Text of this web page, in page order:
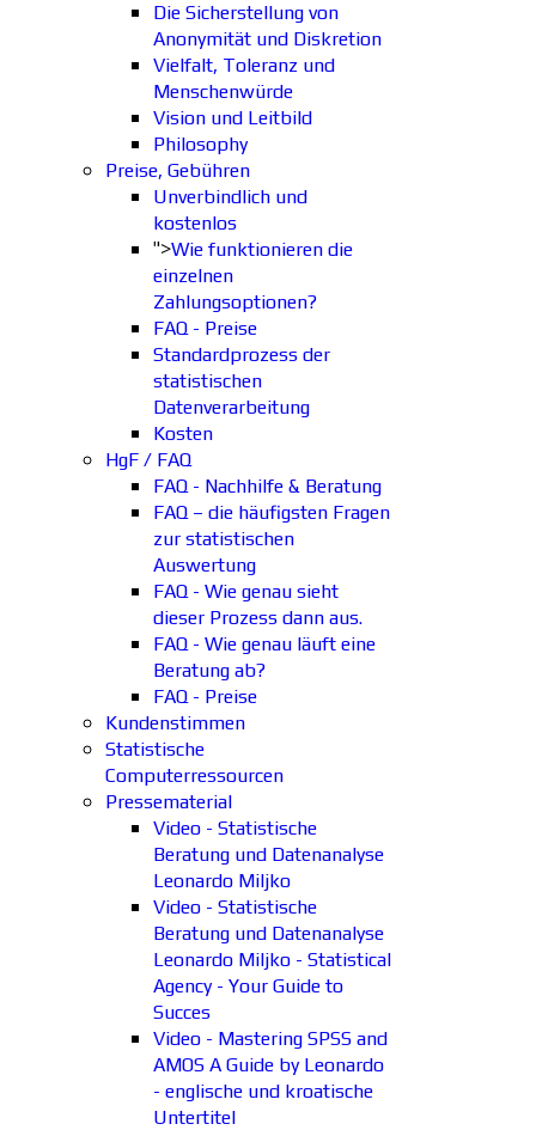
Die Sicherstellung von
Anonymität und Diskretion
Vielfalt, Toleranz und
Menschenwürde
Vision und Leitbild
Philosophy
Preise, Gebühren
Unverbindlich und
kostenlos
">Wie funktionieren die
einzelnen
Zahlungsoptionen?
FAQ - Preise
Standardprozess der
statistischen
Datenverarbeitung
Kosten
HgF / FAQ
FAQ - Nachhilfe & Beratung
FAQ – die häufigsten Fragen
zur statistischen
Auswertung
FAQ - Wie genau sieht
dieser Prozess dann aus.
FAQ - Wie genau läuft eine
Beratung ab?
FAQ - Preise
Kundenstimmen
Statistische
Computerressourcen
Pressematerial
Video - Statistische
Beratung und Datenanalyse
Leonardo Miljko
Video - Statistische
Beratung und Datenanalyse
Leonardo Miljko - Statistical
Agency - Your Guide to
Succes
Video - Mastering SPSS and
AMOS A Guide by Leonardo
- englische und kroatische
Untertitel